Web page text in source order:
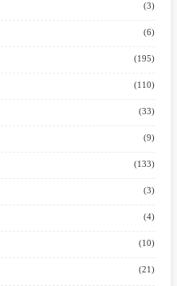
(3)
(6)
(195)
(110)
(33)
(9)
(133)
(3)
(4)
(10)
(21)